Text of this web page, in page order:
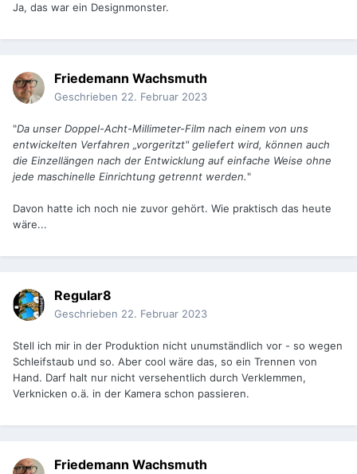
Ja, das war ein Designmonster.
Friedemann Wachsmuth
Geschrieben 22. Februar 2023
"Da unser Doppel-Acht-Millimeter-Film nach einem von uns
entwickelten Verfahren „vorgeritzt" geliefert wird, können auch
die Einzellängen nach der Entwicklung auf einfache Weise ohne
jede maschinelle Einrichtung getrennt werden."
Davon hatte ich noch nie zuvor gehört. Wie praktisch das heute
wäre...
Regular8
Geschrieben 22. Februar 2023
Stell ich mir in der Produktion nicht unumständlich vor - so wegen
Schleifstaub und so. Aber cool wäre das, so ein Trennen von
Hand. Darf halt nur nicht versehentlich durch Verklemmen,
Verknicken o.ä. in der Kamera schon passieren.
Friedemann Wachsmuth